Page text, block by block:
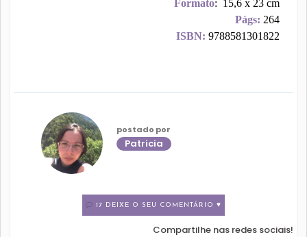
Formato: 15,6 x 23 cm
Págs: 264
ISBN: 9788581301822
postado por
Patricia
17 DEIXE O SEU COMENTÁRIO ♥
Compartilhe nas redes sociais!